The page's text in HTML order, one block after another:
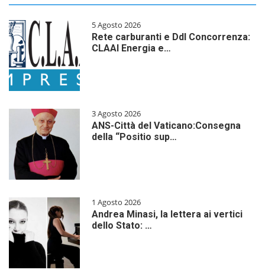
5 Agosto 2026
Rete carburanti e Ddl Concorrenza:
CLAAI Energia e…
3 Agosto 2026
ANS-Città del Vaticano:Consegna
della “Positio sup…
1 Agosto 2026
Andrea Minasi, la lettera ai vertici
dello Stato: …